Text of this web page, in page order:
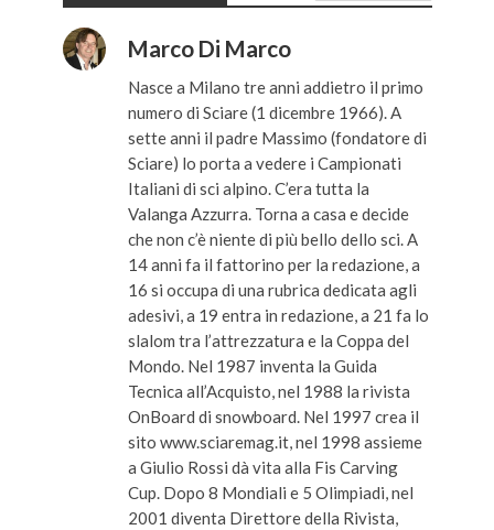
Marco Di Marco
Nasce a Milano tre anni addietro il primo
numero di Sciare (1 dicembre 1966). A
sette anni il padre Massimo (fondatore di
Sciare) lo porta a vedere i Campionati
Italiani di sci alpino. C’era tutta la
Valanga Azzurra. Torna a casa e decide
che non c’è niente di più bello dello sci. A
14 anni fa il fattorino per la redazione, a
16 si occupa di una rubrica dedicata agli
adesivi, a 19 entra in redazione, a 21 fa lo
slalom tra l’attrezzatura e la Coppa del
Mondo. Nel 1987 inventa la Guida
Tecnica all’Acquisto, nel 1988 la rivista
OnBoard di snowboard. Nel 1997 crea il
sito www.sciaremag.it, nel 1998 assieme
a Giulio Rossi dà vita alla Fis Carving
Cup. Dopo 8 Mondiali e 5 Olimpiadi, nel
2001 diventa Direttore della Rivista,